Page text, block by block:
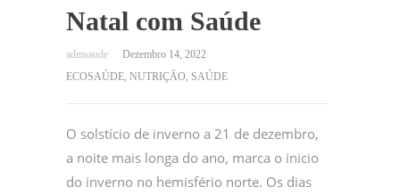
Natal com Saúde
Dezembro 14, 2022
ECOSAÚDE NUTRIÇÃO SAÚDE
O solstício de inverno a 21 de dezembro,
a noite mais longa do ano, marca o inicio
do inverno no hemisfério norte. Os dias